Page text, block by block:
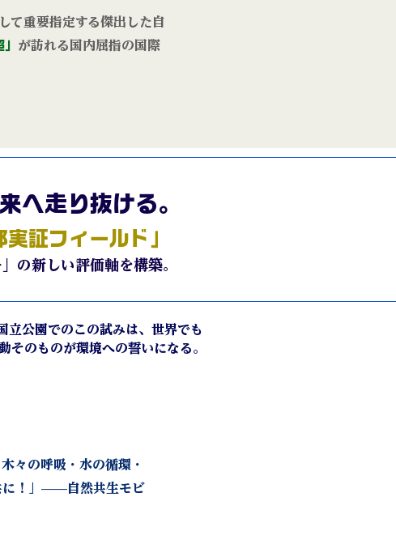
て重要指定する傑出した自
が訪れる国内屈指の国際
へ走り抜ける。
証フィールド」
の新しい評価軸を構築。
公園でのこの試みは、世界でも
そのものが環境への誓いになる。
々の呼吸・水の循環・
に！」——自然共生モビ